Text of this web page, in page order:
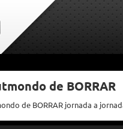
de BORRAR
de BORRAR jornada a